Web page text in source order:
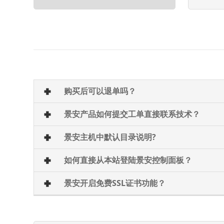
购买后可以退单吗？
景安产品如何提交工单直接联系技术？
景安主机中默认目录说明?
如何直接从本站登陆景安控制面板？
景安开启免费SSL证书功能？